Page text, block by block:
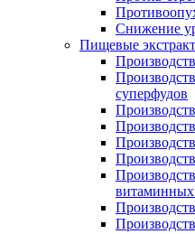
Снижение
Пищевые
суперфудов
витаминных